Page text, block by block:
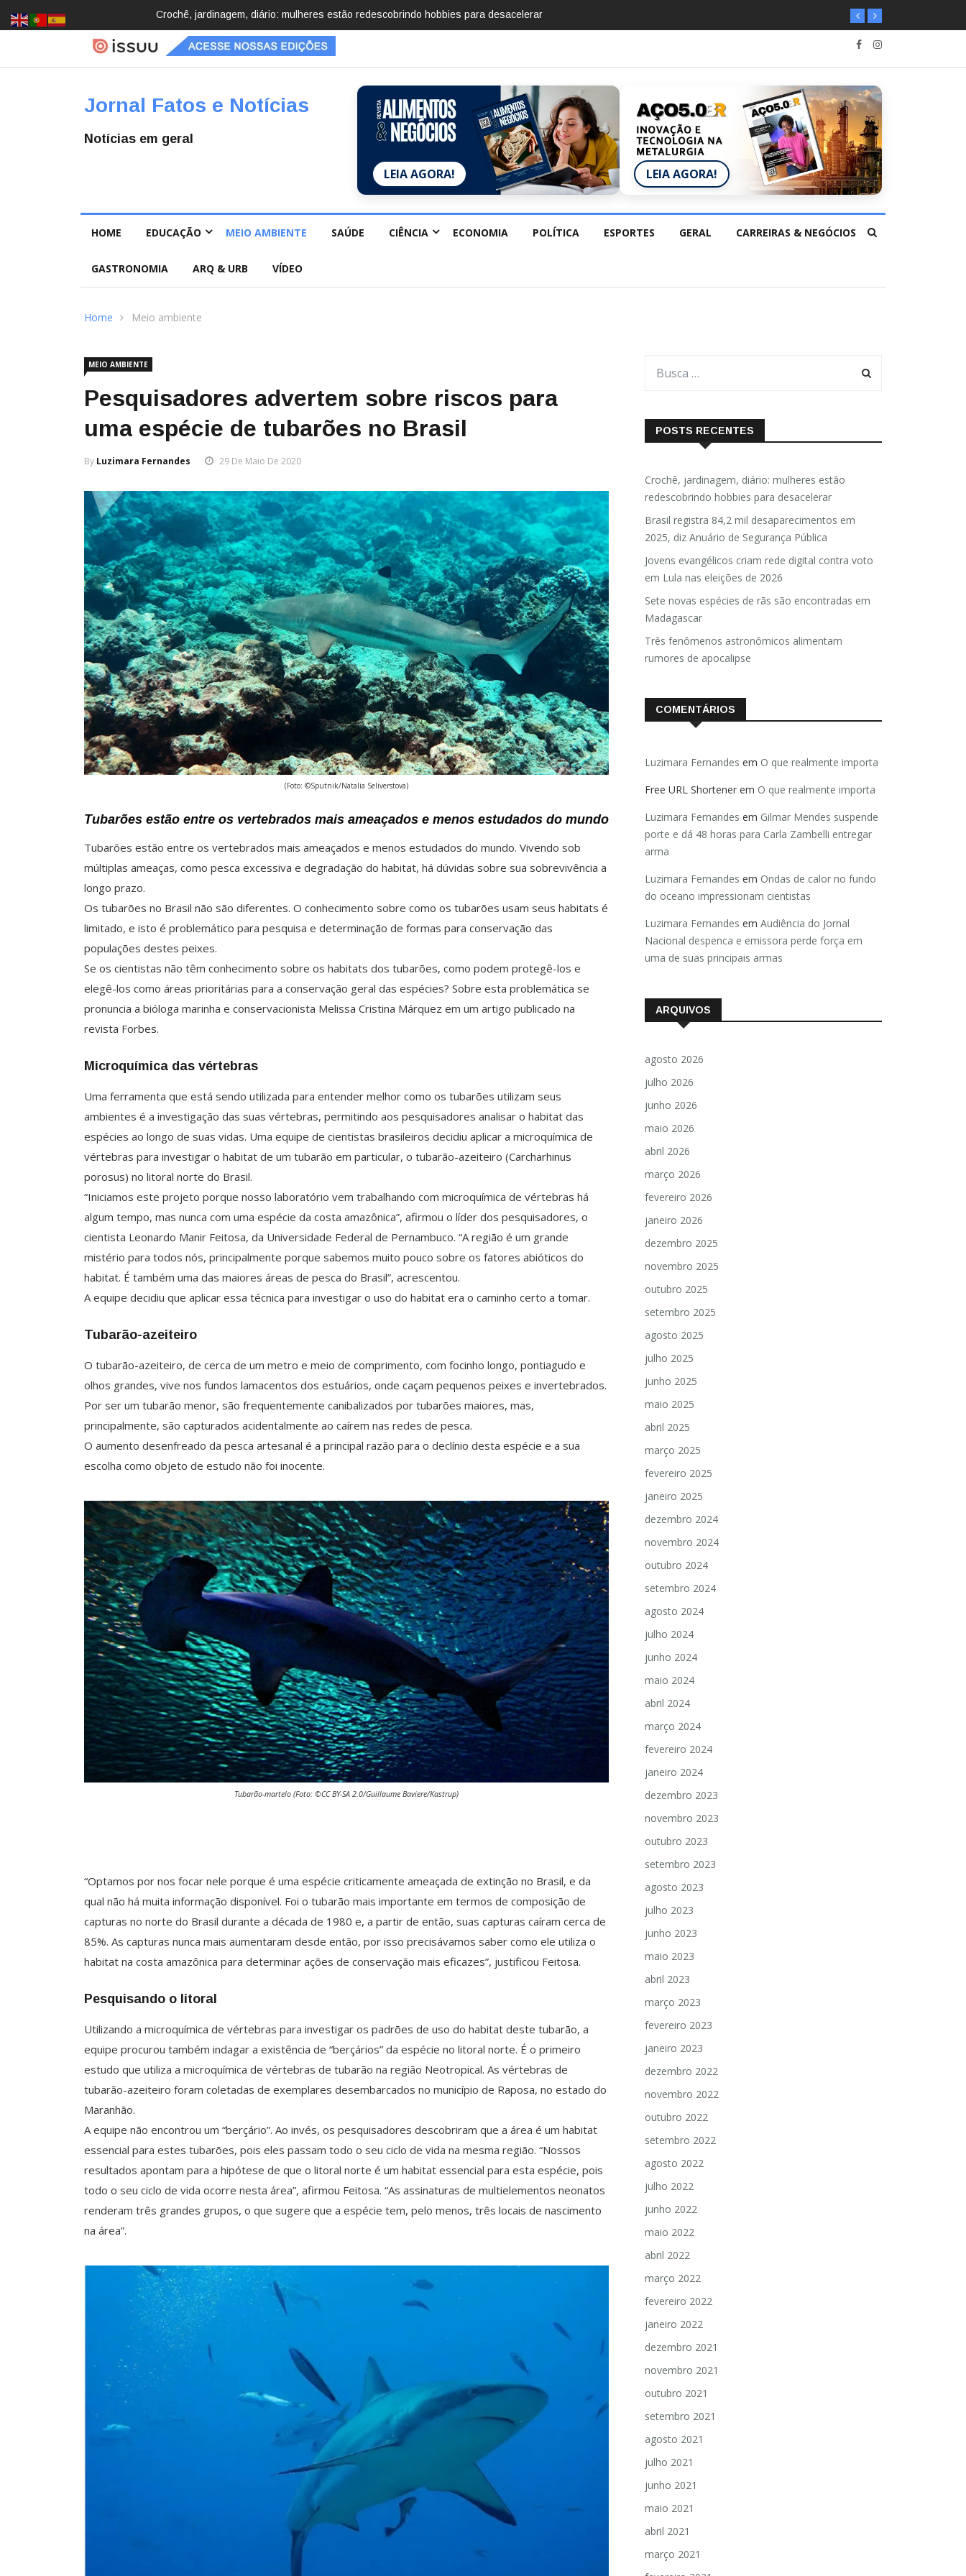
Brasil registra 84,2 mil desaparecimentos em 2025, diz Anuário de Segurança Pública
Jornal Fatos e Notícias
Notícias em geral
LEIA AGORA! LEIA AGORA!
HOME EDUCAÇÃO MEIO AMBIENTE SAÚDE CIÊNCIA ECONOMIA POLÍTICA ESPORTES GERAL CARREIRAS & NEGÓCIOS
GASTRONOMIA ARQ & URB VÍDEO
Home Meio ambiente
MEIO AMBIENTE
Pesquisadores advertem sobre riscos para
uma espécie de tubarões no Brasil
By Luzimara Fernandes 29 De Maio De 2020
(Foto: ©Sputnik/Natalia Seliverstova)
Tubarões estão entre os vertebrados mais ameaçados e menos estudados do mundo
Tubarões estão entre os vertebrados mais ameaçados e menos estudados do mundo. Vivendo sob
múltiplas ameaças, como pesca excessiva e degradação do habitat, há dúvidas sobre sua sobrevivência a
longo prazo.
Os tubarões no Brasil não são diferentes. O conhecimento sobre como os tubarões usam seus habitats é
limitado, e isto é problemático para pesquisa e determinação de formas para conservação das
populações destes peixes.
Se os cientistas não têm conhecimento sobre os habitats dos tubarões, como podem protegê-los e
elegê-los como áreas prioritárias para a conservação geral das espécies? Sobre esta problemática se
pronuncia a bióloga marinha e conservacionista Melissa Cristina Márquez em um artigo publicado na
revista Forbes.
Microquímica das vértebras
Uma ferramenta que está sendo utilizada para entender melhor como os tubarões utilizam seus
ambientes é a investigação das suas vértebras, permitindo aos pesquisadores analisar o habitat das
espécies ao longo de suas vidas. Uma equipe de cientistas brasileiros decidiu aplicar a microquímica de
vértebras para investigar o habitat de um tubarão em particular, o tubarão-azeiteiro (Carcharhinus
porosus) no litoral norte do Brasil.
“Iniciamos este projeto porque nosso laboratório vem trabalhando com microquímica de vértebras há
algum tempo, mas nunca com uma espécie da costa amazônica”, afirmou o líder dos pesquisadores, o
cientista Leonardo Manir Feitosa, da Universidade Federal de Pernambuco. “A região é um grande
mistério para todos nós, principalmente porque sabemos muito pouco sobre os fatores abióticos do
habitat. É também uma das maiores áreas de pesca do Brasil”, acrescentou.
A equipe decidiu que aplicar essa técnica para investigar o uso do habitat era o caminho certo a tomar.
Tubarão-azeiteiro
O tubarão-azeiteiro, de cerca de um metro e meio de comprimento, com focinho longo, pontiagudo e
olhos grandes, vive nos fundos lamacentos dos estuários, onde caçam pequenos peixes e invertebrados.
Por ser um tubarão menor, são frequentemente canibalizados por tubarões maiores, mas,
principalmente, são capturados acidentalmente ao caírem nas redes de pesca.
O aumento desenfreado da pesca artesanal é a principal razão para o declínio desta espécie e a sua
escolha como objeto de estudo não foi inocente.
Tubarão-martelo (Foto: ©CC BY-SA 2.0/Guillaume Baviere/Kastrup)
“Optamos por nos focar nele porque é uma espécie criticamente ameaçada de extinção no Brasil, e da
qual não há muita informação disponível. Foi o tubarão mais importante em termos de composição de
capturas no norte do Brasil durante a década de 1980 e, a partir de então, suas capturas caíram cerca de
85%. As capturas nunca mais aumentaram desde então, por isso precisávamos saber como ele utiliza o
habitat na costa amazônica para determinar ações de conservação mais eficazes”, justificou Feitosa.
Pesquisando o litoral
Utilizando a microquímica de vértebras para investigar os padrões de uso do habitat deste tubarão, a
equipe procurou também indagar a existência de “berçários” da espécie no litoral norte. É o primeiro
estudo que utiliza a microquímica de vértebras de tubarão na região Neotropical. As vértebras de
tubarão-azeiteiro foram coletadas de exemplares desembarcados no município de Raposa, no estado do
Maranhão.
A equipe não encontrou um “berçário”. Ao invés, os pesquisadores descobriram que a área é um habitat
essencial para estes tubarões, pois eles passam todo o seu ciclo de vida na mesma região. “Nossos
resultados apontam para a hipótese de que o litoral norte é um habitat essencial para esta espécie, pois
todo o seu ciclo de vida ocorre nesta área”, afirmou Feitosa. “As assinaturas de multielementos neonatos
renderam três grandes grupos, o que sugere que a espécie tem, pelo menos, três locais de nascimento
na área”.
POSTS RECENTES
Crochê, jardinagem, diário: mulheres estão
redescobrindo hobbies para desacelerar
Brasil registra 84,2 mil desaparecimentos em
2025, diz Anuário de Segurança Pública
Jovens evangélicos criam rede digital contra voto
em Lula nas eleições de 2026
Sete novas espécies de rãs são encontradas em
Madagascar
Três fenômenos astronômicos alimentam
rumores de apocalipse
COMENTÁRIOS
Luzimara Fernandes em O que realmente importa
Free URL Shortener em O que realmente importa
Luzimara Fernandes em Gilmar Mendes suspende
porte e dá 48 horas para Carla Zambelli entregar
arma
Luzimara Fernandes em Ondas de calor no fundo
do oceano impressionam cientistas
Luzimara Fernandes em Audiência do Jornal
Nacional despenca e emissora perde força em
uma de suas principais armas
ARQUIVOS
agosto 2026
julho 2026
junho 2026
maio 2026
abril 2026
março 2026
fevereiro 2026
janeiro 2026
dezembro 2025
novembro 2025
outubro 2025
setembro 2025
agosto 2025
julho 2025
junho 2025
maio 2025
abril 2025
março 2025
fevereiro 2025
janeiro 2025
dezembro 2024
novembro 2024
outubro 2024
setembro 2024
agosto 2024
julho 2024
junho 2024
maio 2024
abril 2024
março 2024
fevereiro 2024
janeiro 2024
dezembro 2023
novembro 2023
outubro 2023
setembro 2023
agosto 2023
julho 2023
junho 2023
maio 2023
abril 2023
março 2023
fevereiro 2023
janeiro 2023
dezembro 2022
novembro 2022
outubro 2022
setembro 2022
agosto 2022
julho 2022
junho 2022
maio 2022
abril 2022
março 2022
fevereiro 2022
janeiro 2022
dezembro 2021
novembro 2021
outubro 2021
setembro 2021
agosto 2021
julho 2021
junho 2021
maio 2021
abril 2021
março 2021